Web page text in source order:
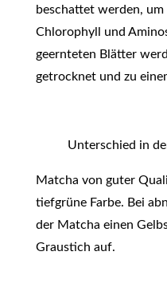
beschattet werden,
Chlorophyll und
geernteten Blätter
getrocknet und zu
Unterschied in
Matcha von guter
tiefgrüne Farbe. Bei
der Matcha einen
Graustich auf.